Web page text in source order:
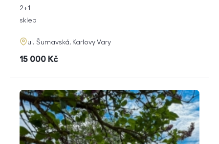
rozměry
dispozice
2+1
funkce
sklep
adresa
ul. Šumavská, Karlovy Vary
cena
15 000 Kč